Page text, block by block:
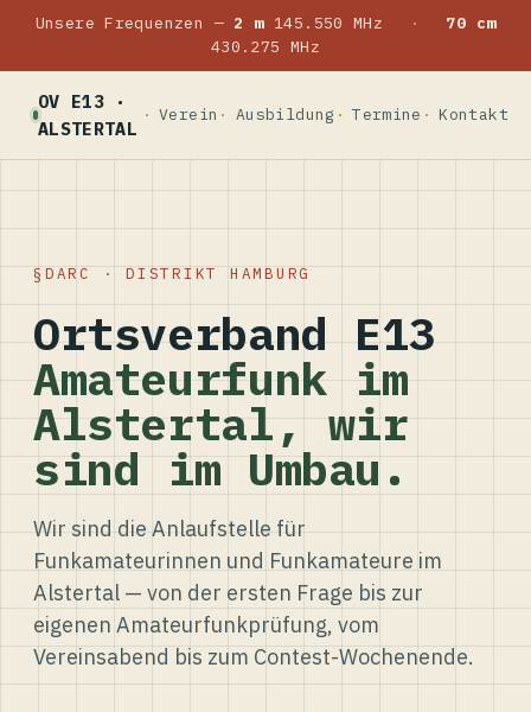
Unsere Frequenzen — 2 m145.550 MHz ·
70 cm
430.275 MHz
OV E13 ·
ALSTERTAL
Verein Ausbildung Termine Kontakt
DARC · DISTRIKT HAMBURG
Ortsverband E13
Amateurfunk im
Alstertal, wir
sind im Umbau.
Wir sind die Anlaufstelle für
Funkamateurinnen und Funkamateure im
Alstertal — von der ersten Frage bis zur
eigenen Amateurfunkprüfung, vom
Vereinsabend bis zum Contest-Wochenende.